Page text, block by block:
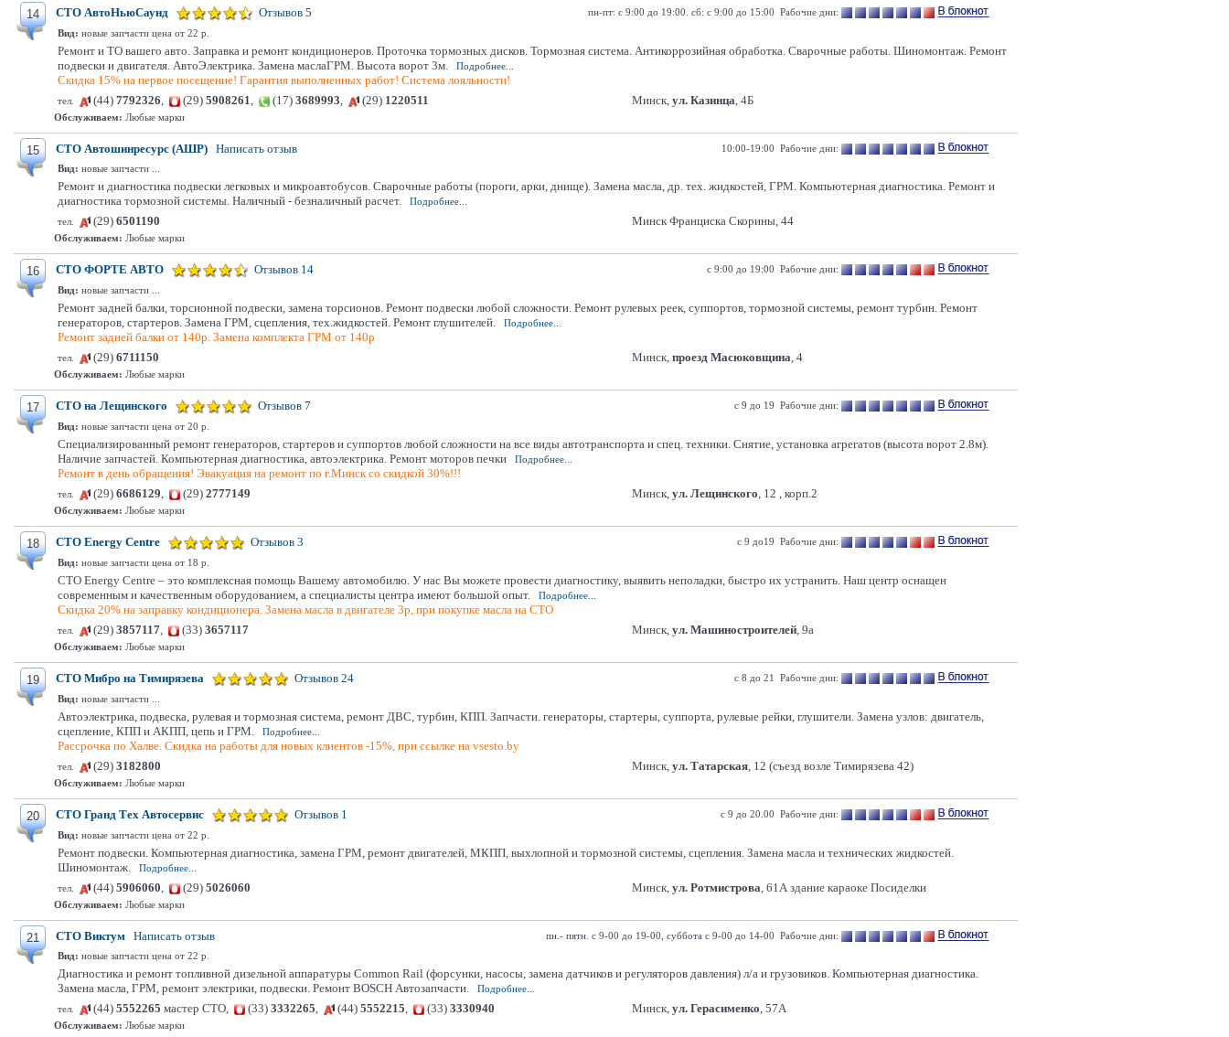
14 СТО АвтоНьюСаунд Отзывов 5
пн-пт: с 9:00 до 19:00. сб: с 9:00 до 15:00 Рабочие дни:
Вид: новые запчасти цена от 22 р.
Ремонт и ТО вашего авто. Заправка и ремонт кондиционеров. Проточка тормозных дисков. Тормозная система. Антикоррозийная обработка. Сварочные работы. Шиномонтаж. Ремонт
подвески и двигателя. АвтоЭлектрика. Замена маслаГРМ. Высота ворот 3м.
Подробнее...
Скидка 15% на первое посещение! Гарантия выполненных работ! Система лояльности!
тел. (44) 7792326, (29) 5908261, (17) 3689993, (29) 1220511 Минск, ул. Казинца, 4Б
Обслуживаем: Любые марки
15 СТО Автошинресурс (АШР) Написать отзыв
10:00-19:00 Рабочие дни:
Вид: новые запчасти ...
Ремонт и диагностика подвески легковых и микроавтобусов. Сварочные работы (пороги, арки, днище). Замена масла, др. тех. жидкостей, ГРМ. Компьютерная диагностика. Ремонт и
диагностика тормозной системы. Наличный - безналичный расчет.
Подробнее...
тел.
(29) 6501190 Минск Франциска Скорины, 44
Обслуживаем: Любые марки
16 СТО ФОРТЕ АВТО Отзывов 14
с 9:00 до 19:00 Рабочие дни:
Вид: новые запчасти ...
Ремонт задней балки, торсионной подвески, замена торсионов. Ремонт подвески любой сложности. Ремонт рулевых реек, суппортов, тормозной системы, ремонт турбин. Ремонт
генераторов, стартеров. Замена ГРМ, сцепления, тех.жидкостей. Ремонт глушителей.
Подробнее...
Ремонт задней балки от 140р. Замена комплекта ГРМ от 140р
тел. (29) 6711150 Минск, проезд Масюковщина, 4
Обслуживаем: Любые марки
17 СТО на Лещинского Отзывов 7
с 9 до 19 Рабочие дни:
Вид: новые запчасти цена от 20 р.
Специализированный ремонт генераторов, стартеров и суппортов любой сложности на все виды автотранспорта и спец. техники. Снятие, установка агрегатов (высота ворот 2.8м).
Наличие запчастей. Компьютерная диагностика, автоэлектрика. Ремонт моторов печки
Подробнее...
Ремонт в день обращения! Эвакуация на ремонт по г.Минск со скидкой 30%!!!
тел. (29) 6686129, (29) 2777149 Минск, ул. Лещинского, 12 , корп.2
Обслуживаем: Любые марки
18 СТО Energy Centre Отзывов 3
с 9 до19 Рабочие дни:
Вид: новые запчасти цена от 18 р.
СТО Energy Centre – это комплексная помощь Вашему автомобилю. У нас Вы можете провести диагностику, выявить неполадки, быстро их устранить. Наш центр оснащен
современным и качественным оборудованием, а специалисты центра имеют большой опыт.
Подробнее...
Скидка 20% на заправку кондиционера. Замена масла в двигателе 3р, при покупке масла на СТО
тел. (29) 3857117, (33) 3657117 Минск, ул. Машиностроителей, 9а
Обслуживаем: Любые марки
19 СТО Мибро на Тимирязева Отзывов 24
с 8 до 21 Рабочие дни:
Вид: новые запчасти ...
Автоэлектрика, подвеска, рулевая и тормозная система, ремонт ДВС, турбин, КПП. Запчасти. генераторы, стартеры, суппорта, рулевые рейки, глушители. Замена узлов: двигатель,
сцепление, КПП и АКПП, цепь и ГРМ.
Подробнее...
Рассрочка по Халве. Скидка на работы для новых клиентов -15%, при ссылке на vsesto.by
тел. (29) 3182800 Минск, ул. Татарская, 12 (съезд возле Тимирязева 42)
Обслуживаем: Любые марки
20 СТО Гранд Тех Автосервис Отзывов 1
с 9 до 20.00 Рабочие дни:
Вид: новые запчасти цена от 22 р.
Ремонт подвески. Компьютерная диагностика, замена ГРМ, ремонт двигателей, МКПП, выхлопной и тормозной системы, сцепления. Замена масла и технических жидкостей.
Шиномонтаж.
Подробнее...
тел.
(44) 5906060, (29) 5026060 Минск, ул. Ротмистрова, 61А здание караоке Посиделки
Обслуживаем: Любые марки
21 СТО Виктум Написать отзыв
пн.- пятн. с 9-00 до 19-00, суббота с 9-00 до 14-00 Рабочие дни:
Вид: новые запчасти цена от 22 р.
Диагностика и ремонт топливной дизельной аппаратуры Common Rail (форсунки, насосы, замена датчиков и регуляторов давления) л/а и грузовиков. Компьютерная диагностика.
Замена масла, ГРМ, ремонт электрики, подвески. Ремонт BOSCH Автозапчасти.
Подробнее...
тел.
(44) 5552265 мастер СТО, (33) 3332265, (44) 5552215, (33) 3330940 Минск, ул. Герасименко, 57А
Обслуживаем: Любые марки